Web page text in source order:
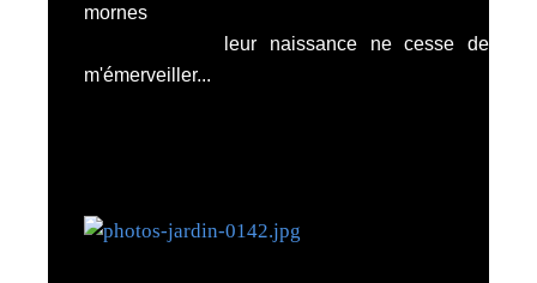
mornes
leur naissance ne cesse de
m'émerveiller...